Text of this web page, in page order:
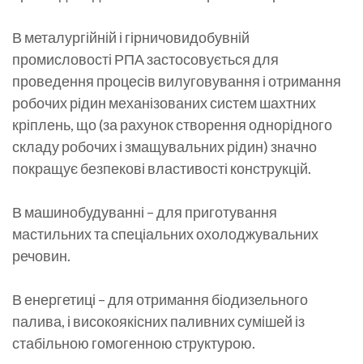
В металургійній і гірничовидобувній
промисловості РПА застосовується для
проведення процесів вилуговування і отримання
робочих рідин механізованих систем шахтних
кріплень, що (за рахунок створення однорідного
складу робочих і змащувальних рідин) значно
покращує безпекові властивості конструкцій.
В машинобудуванні – для приготування
мастильних та спеціальних охолоджувальних
речовин.
В енергетиці – для отримання біодизельного
палива, і високоякісних паливних сумішей із
стабільною гомогенною структурою.